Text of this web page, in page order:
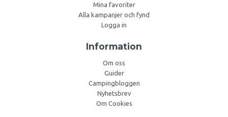
Mina favoriter
Alla kampanjer och fynd
Logga in
Information
Om oss
Guider
Campingbloggen
Nyhetsbrev
Om Cookies